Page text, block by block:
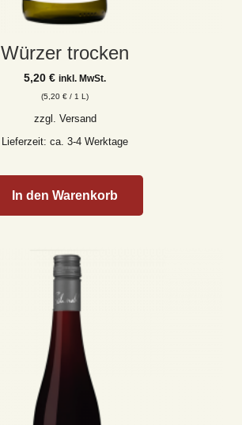
Würzer trocken
5,20 € inkl. MwSt.
(5,20 € / 1 L)
zzgl. Versand
Lieferzeit: ca. 3-4 Werktage
In den Warenkorb